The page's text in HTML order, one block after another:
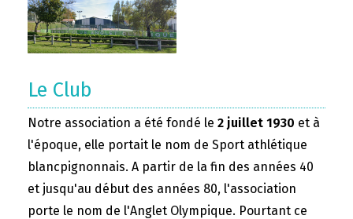
Le Club
Notre association a été fondé le 2 juillet 1930 et à
l'époque, elle portait le nom de Sport athlétique
blancpignonnais. A partir de la fin des années 40
et jusqu'au début des années 80, l'association
porte le nom de l'Anglet Olympique. Pourtant ce